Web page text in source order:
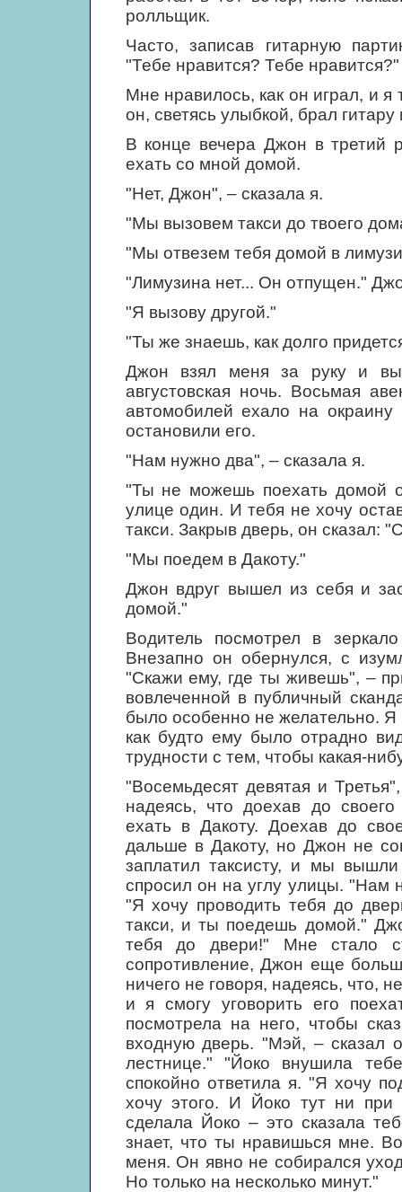
ролльщик.
Часто, записав гитарную
"Тебе нравится? Тебе нравится?"
Мне нравилось, как он играл, и
он, светясь улыбкой, брал
В конце вечера Джон в третий
ехать со мной домой.
"Нет, Джон", – сказала я.
"Мы вызовем такси до твоего
"Мы отвезем тебя домой в
"Лимузина нет... Он отпущен."
"Я вызову другой."
"Ты же знаешь, как долго
Джон взял меня за руку и
августовская ночь. Восьмая
автомобилей ехало на
остановили его.
"Нам нужно два", – сказала я.
"Ты не можешь поехать домой
улице один. И тебя не хочу
такси. Закрыв дверь, он сказал:
"Мы поедем в Дакоту."
Джон вдруг вышел из себя и
домой."
Водитель посмотрел в
Внезапно он обернулся, с
"Скажи ему, где ты живешь", –
вовлеченной в публичный
было особенно не желательно. Я
как будто ему было отрадно
трудности с тем, чтобы какая-
"Восемьдесят девятая и
надеясь, что доехав до
ехать в Дакоту. Доехав до
дальше в Дакоту, но Джон не
заплатил таксисту, и мы
спросил он на углу улицы. "Нам
"Я хочу проводить тебя до
такси, и ты поедешь домой."
тебя до двери!" Мне стало
сопротивление, Джон еще
ничего не говоря, надеясь, что,
и я смогу уговорить его
посмотрела на него, чтобы
входную дверь. "Мэй, – сказал
лестнице." "Йоко внушила
спокойно ответила я. "Я хочу
хочу этого. И Йоко тут ни
сделала Йоко – это сказала
знает, что ты нравишься мне.
меня. Он явно не собирался
Но только на несколько минут."